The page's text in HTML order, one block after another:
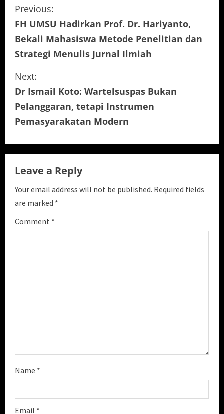
C
o
n
t
i
n
e
R
e
a
Previous:
FH UMSU Hadirkan Prof. Dr. Hariyanto,
Bekali Mahasiswa Metode Penelitian dan
Strategi Menulis Jurnal Ilmiah
Next:
Dr Ismail Koto: Wartelsuspas Bukan
Pelanggaran, tetapi Instrumen
Pemasyarakatan Modern
Leave a Reply
Your email address will not be published. Required fields
are marked *
Comment *
Name *
Email *